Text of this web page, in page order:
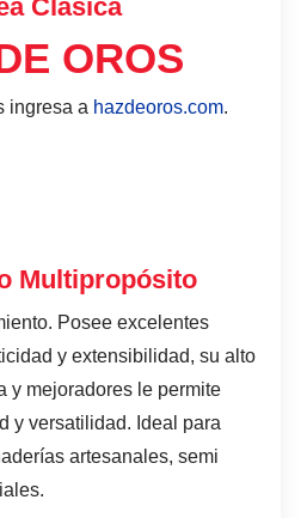
Clásica
OROS
ingresa a hazdeoros.com.
Multipropósito
Posee excelentes
y extensibilidad, su alto
y mejoradores le permite
y versatilidad. Ideal para
artesanales, semi